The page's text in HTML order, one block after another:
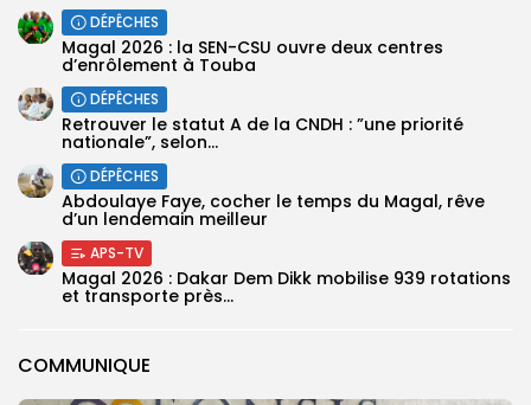
COMMUNIQUE
DÉPÊCHES
Magal 2026 : la SEN-CSU ouvre deux centres
d’enrôlement à Touba
DÉPÊCHES
Retrouver le statut A de la CNDH : ”une priorité
nationale”, selon...
DÉPÊCHES
Abdoulaye Faye, cocher le temps du Magal, rêve
d’un lendemain meilleur
APS-TV
Magal 2026 : Dakar Dem Dikk mobilise 939 rotations
et transporte près...